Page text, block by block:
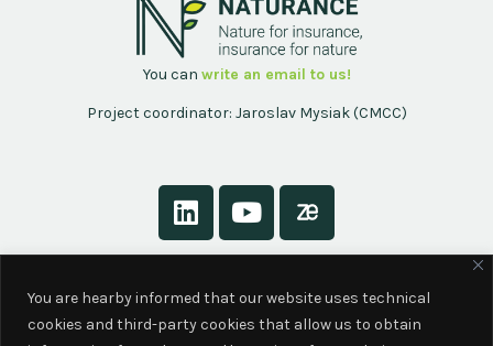
You are hearby informed that our website uses technical
cookies and third-party cookies that allow us to obtain
You can write an email to us!
Project coordinator: Jaroslav Mysiak (CMCC)
Contact
Privacy Policy